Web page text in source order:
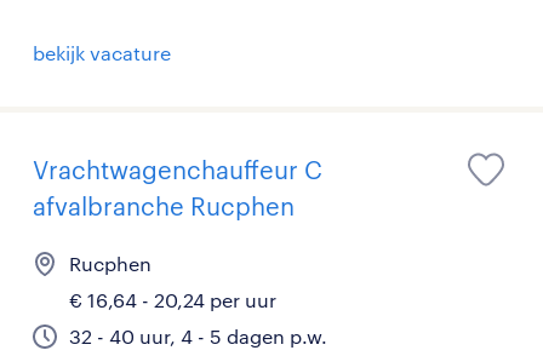
bekijk vacature
Vrachtwagenchauffeur C
afvalbranche Rucphen
Rucphen
€ 16,64 - 20,24 per uur
32 - 40 uur, 4 - 5 dagen p.w.